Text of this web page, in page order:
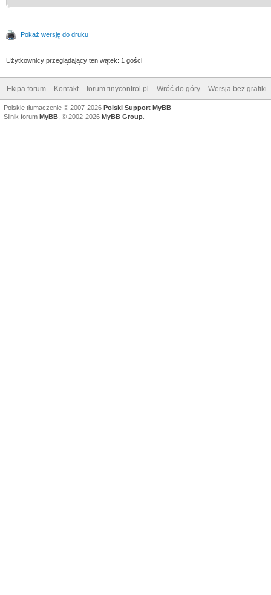
Pokaż wersję do druku
Użytkownicy przeglądający ten wątek: 1 gości
Ekipa forum Kontakt forum.tinycontrol.pl Wróć do góry Wersja bez grafiki
Polskie tłumaczenie © 2007-2026 Polski Support MyBB
Silnik forum MyBB , © 2002-2026 MyBB Group